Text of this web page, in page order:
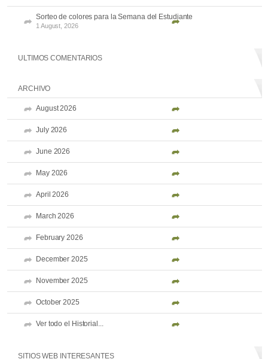
Sorteo de colores para la Semana del Estudiante
1 August, 2026
ULTIMOS COMENTARIOS
ARCHIVO
August 2026
July 2026
June 2026
May 2026
April 2026
March 2026
February 2026
December 2025
November 2025
October 2025
Ver todo el Historial...
SITIOS WEB INTERESANTES